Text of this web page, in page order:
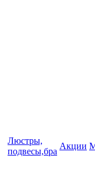
Люстры,
подвесы,бра
Акции